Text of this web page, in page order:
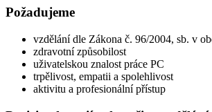
Požadujeme
vzdělání dle Zákona č. 96/2004, sb. v
zdravotní způsobilost
uživatelskou znalost práce PC
trpělivost, empatii a spolehlivost
aktivitu a profesionální přístup